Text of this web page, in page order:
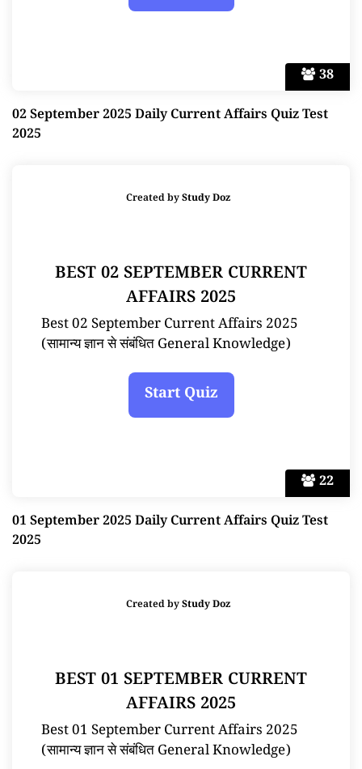
38
02 September 2025 Daily Current Affairs Quiz Test
2025
22
Created byStudy Doz
BEST 02 SEPTEMBER CURRENT
AFFAIRS 2025
Best 02 September Current Affairs 2025
(सामान्य ज्ञान से संबंधित General Knowledge)
01 September 2025 Daily Current Affairs Quiz Test
2025
Created byStudy Doz
BEST 01 SEPTEMBER CURRENT
AFFAIRS 2025
Best 01 September Current Affairs 2025
(सामान्य ज्ञान से संबंधित General Knowledge)